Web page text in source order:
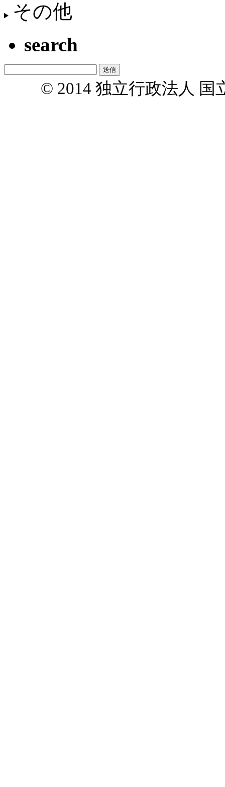
その他
search
© 2014 独立行政法人 国